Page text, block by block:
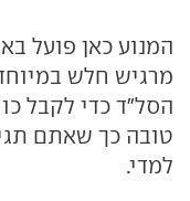
המנוע כאן פועל
מרגיש חלש
הסל"ד כדי לקבל
טובה כך שאתם
למדי.